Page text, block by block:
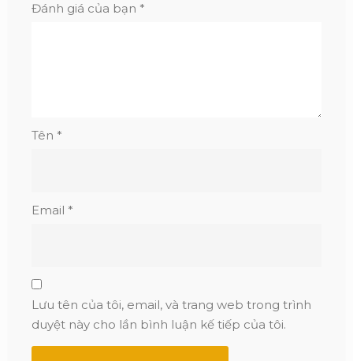
Đánh giá của bạn *
Tên *
Email *
Lưu tên của tôi, email, và trang web trong trình
duyệt này cho lần bình luận kế tiếp của tôi.